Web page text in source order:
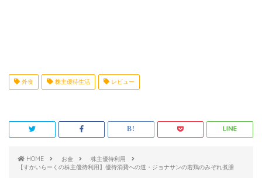
外食 株主優待生活 レビュー
HOME お金
株主優待利用
【すかいらーくの株主優待利用】優待消費への道・ジョナサンの若鶏のみぞれ煮膳